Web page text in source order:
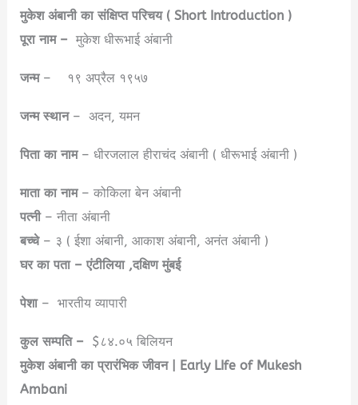
मुकेश अंबानी का संक्षिप्त परिचय ( Short Introduction )
पूरा नाम –मुकेश धीरूभाई अंबानी
जन्म– १९ अप्रैल १९५७
जन्म स्थान – अदन, यमन
पिता का नाम – धीरजलाल हीराचंद अंबानी ( धीरूभाई अंबानी )
माता का नाम– कोकिला बेन अंबानी
पत्नी – नीता अंबानी
बच्चे– ३ ( ईशा अंबानी, आकाश अंबानी, अनंत अंबानी )
घर का पता – एंटीलिया ,दक्षिण मुंबई
पेशा– भारतीय व्यापारी
कुल सम्पति – $८४.०५ बिलियन
मुकेश अंबानी का प्रारंभिक जीवन | Early LIfe of Mukesh
Ambani